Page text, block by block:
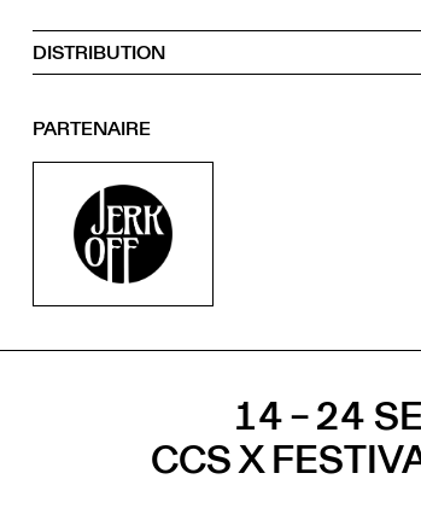
DISTRIBUTION
PARTENAIRE
14 – 24
CCS X